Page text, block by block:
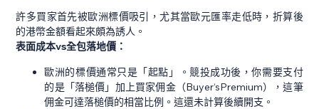
許多買家首先被歐洲標價吸引，尤其當歐元匯率走低時，折算後
的港幣金額看起來頗為誘人。
表面成本vs全包落地價：
歐洲的標價通常只是「起點」。競投成功後，你需要支付
的是「落槌價」加上買家佣金（Buyer‘sPremium），這筆
佣金可達落槌價的相當比例。這還未計算後續開支。